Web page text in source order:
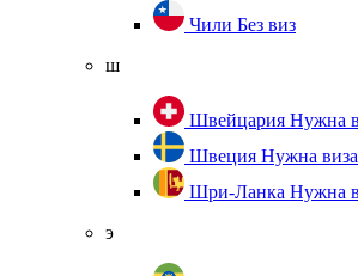
Чили Без виз
ш
Швейцария Нужна
Швеция Нужна виза
Шри-Ланка Нужна
э